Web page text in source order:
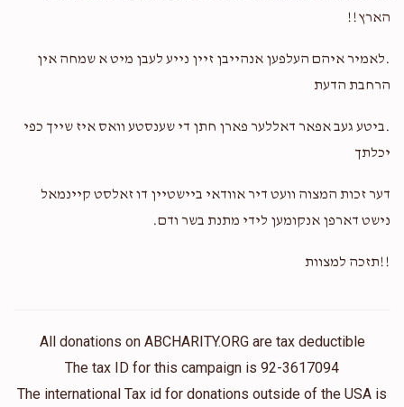
הארץ!!
.לאמיר איהם העלפען אנהייבן זיין נייע לעבן מיט א שמחה אין
הרחבת הדעת
.ביטע געב אפאר דאללער פארן חתן די שענסטע וואס איז שייך כפי
יכלתך
דער זכות המצוה וועט דיר אוודאי ביישטיין דו זאלסט קיינמאל
נישט דארפן אנקומען לידי מתנת בשר ודם.
!!תזכה למצוות
All donations on ABCHARITY.ORG are tax deductible
The tax ID for this campaign is 92-3617094
The international Tax id for donations outside of the USA is